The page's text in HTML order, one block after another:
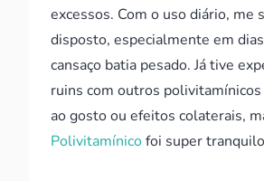
excessos. Com o uso diário, me
disposto, especialmente em
cansaço batia pesado. Já tive
ruins com outros
ao gosto ou efeitos colaterais,
Polivitamínicofoi super